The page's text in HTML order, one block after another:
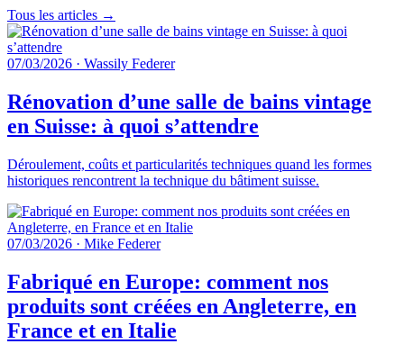
Tous les articles →
07/03/2026 · Wassily Federer
Rénovation d’une salle de bains vintage
en Suisse: à quoi s’attendre
Déroulement, coûts et particularités techniques quand les formes
historiques rencontrent la technique du bâtiment suisse.
07/03/2026 · Mike Federer
Fabriqué en Europe: comment nos
produits sont créées en Angleterre, en
France et en Italie